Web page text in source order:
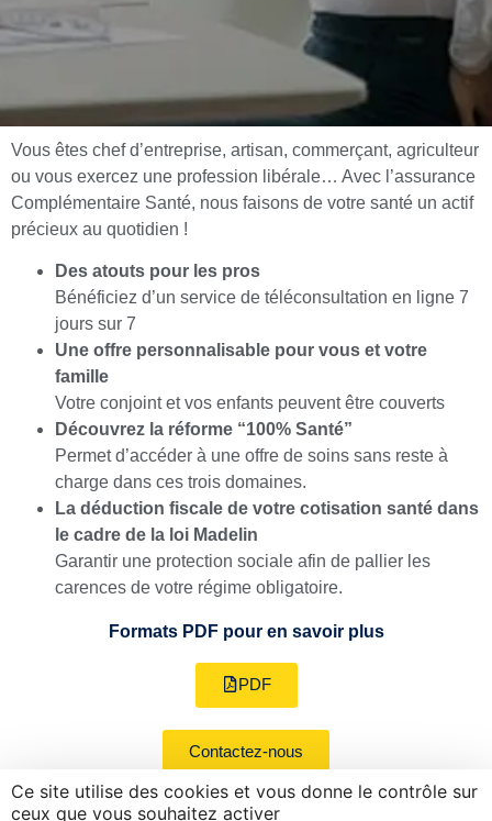
Ce site utilise des cookies et vous donne le contrôle sur
ceux que vous souhaitez activer
Vous êtes chef d’entreprise, artisan, commerçant, agriculteur
ou vous exercez une profession libérale… Avec l’assurance
Complémentaire Santé, nous faisons de votre santé un actif
précieux au quotidien !
Des atouts pour les pros
Bénéficiez d’un service de téléconsultation en ligne 7
jours sur 7
Une offre personnalisable pour vous et votre
famille
Votre conjoint et vos enfants peuvent être couverts
Découvrez la réforme “100% Santé”
Permet d’accéder à une offre de soins sans reste à
charge dans ces trois domaines.
La déduction fiscale de votre cotisation santé dans
le cadre de la loi Madelin
Garantir une protection sociale afin de pallier les
carences de votre régime obligatoire.
Formats PDF pour en savoir plus
PDF
Contactez-nous
RETROUVEZ-
GAN LA
CONTACTEZ-